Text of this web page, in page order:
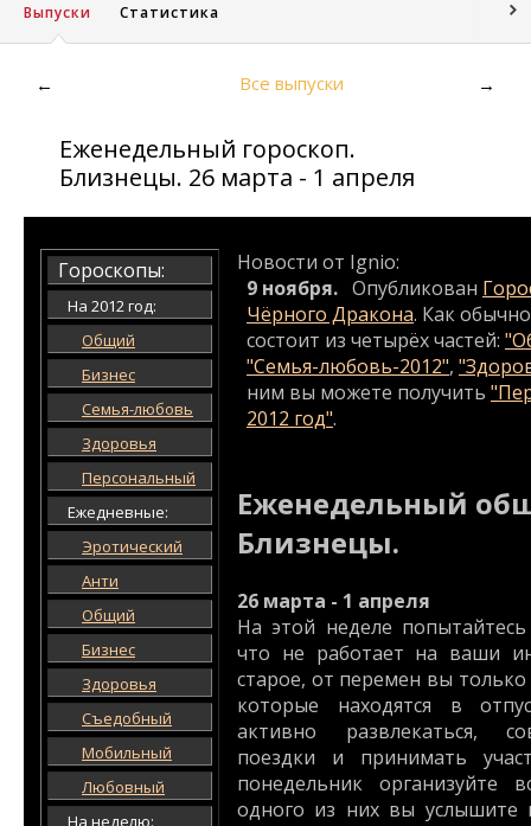
Выпуски Статистика
← Все выпуски →
Еженедельный гороскоп.
Близнецы. 26 марта - 1 апреля
Гороскопы:
На 2012 год:
Общий
Бизнес
Семья-любовь
Здоровья
Персональный
Ежедневные:
Эротический
Анти
Общий
Бизнес
Здоровья
Съедобный
Мобильный
Любовный
На неделю:
Новости от Ignio:
9 ноября. Опубликован
Чёрного Дракона. Как
состоит из четырёх частей:
"Семья-любовь-2012",
ним вы можете получить
2012 год".
Еженедельный
Близнецы.
26 марта - 1 апреля
На этой неделе
что не работает на ваши
старое, от перемен вы
которые находятся в
активно развлекаться,
поездки и принимать
понедельник организуйте
одного из них вы услышите